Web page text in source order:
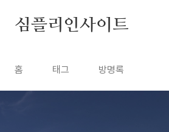
심플리인사이트
홈 태그 방명록